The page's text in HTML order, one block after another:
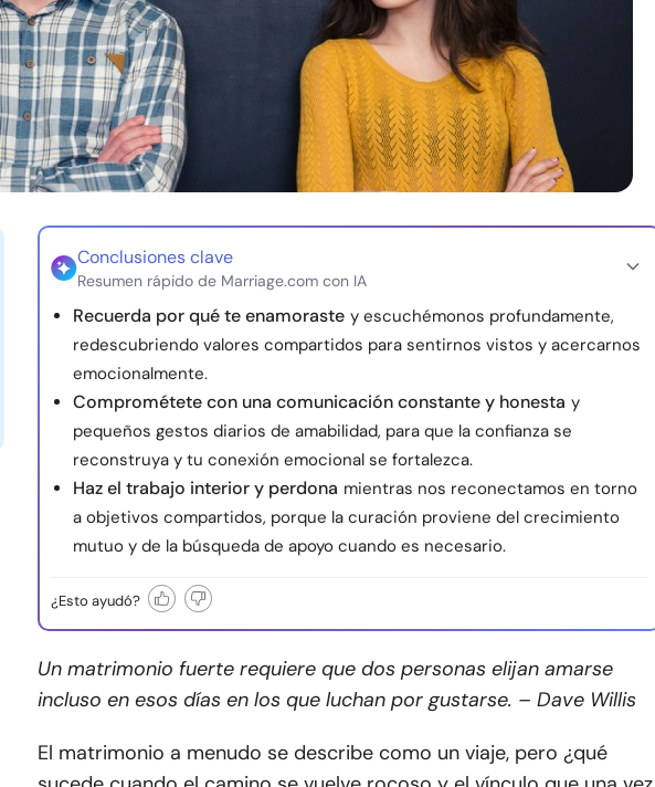
Conclusiones clave
Resumen rápido de Marriage.com con IA
Recuerda por qué te enamoraste y escuchémonos profundamente,
redescubriendo valores compartidos para sentirnos vistos y acercarnos
emocionalmente.
Comprométete con una comunicación constante y honesta y
pequeños gestos diarios de amabilidad, para que la confianza se
reconstruya y tu conexión emocional se fortalezca.
Haz el trabajo interior y perdona mientras nos reconectamos en torno
a objetivos compartidos, porque la curación proviene del crecimiento
mutuo y de la búsqueda de apoyo cuando es necesario.
¿Esto ayudó?
Un matrimonio fuerte requiere que dos personas elijan amarse
incluso en esos días en los que luchan por gustarse. – Dave Willis
El matrimonio a menudo se describe como un viaje, pero ¿qué